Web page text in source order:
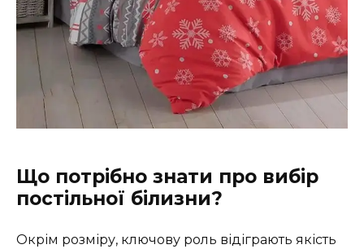
Що потрібно знати про вибір
постільної білизни?
Окрім розміру, ключову роль відіграють якість